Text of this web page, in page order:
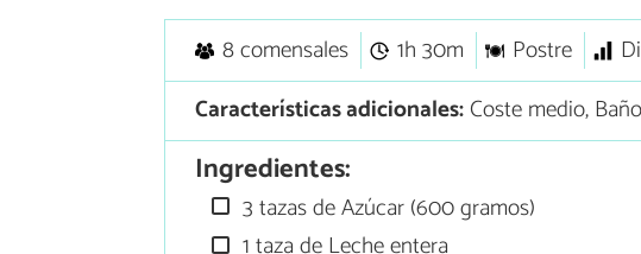
8 comensales 1h 30m Postre
Características adicionales:Coste medio,
Ingredientes:
3 tazas de Azúcar (600 gramos)